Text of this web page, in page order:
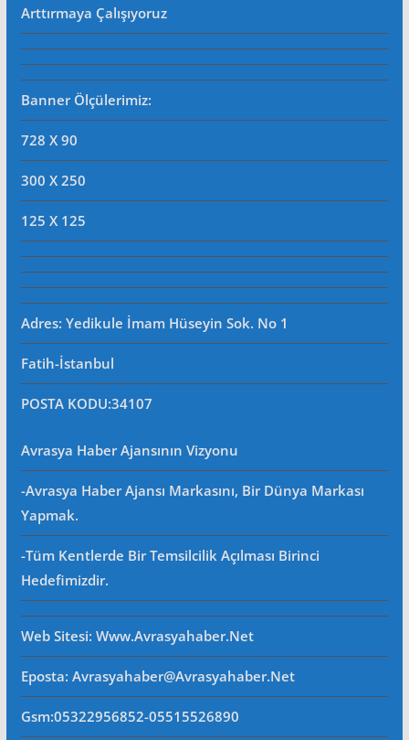
Arttırmaya Çalışıyoruz
Banner Ölçülerimiz:
728 X 90
300 X 250
125 X 125
Adres: Yedikule İmam Hüseyin Sok. No 1
Fatih-İstanbul
POSTA KODU:34107
Avrasya Haber Ajansının Vizyonu
-Avrasya Haber Ajansı Markasını, Bir Dünya Markası
Yapmak.
-Tüm Kentlerde Bir Temsilcilik Açılması Birinci
Hedefimizdir.
Web Sitesi: Www.avrasyahaber.net
Eposta: Avrasyahaber@avrasyahaber.net
Gsm:05322956852-05515526890